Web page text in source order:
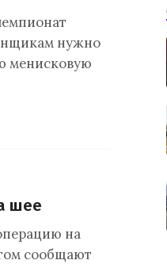
нужно
менисковую
шее
на
сообщают